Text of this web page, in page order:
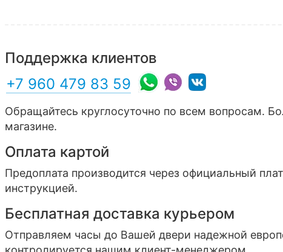
Поддержка клиентов
+7 960 479 83 59
Обращайтесь круглосуточно по всем вопросам.
магазине.
Оплата картой
Предоплата производится через официальный
инструкцией.
Бесплатная доставка курьером
Отправляем часы до Вашей двери надежной